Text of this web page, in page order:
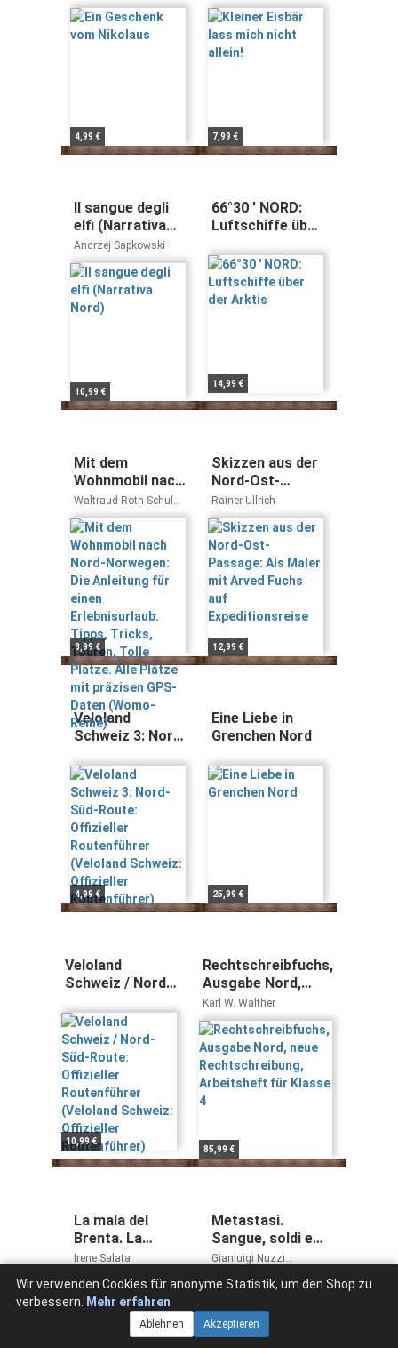
4,99 € 7,99 €
Il sangue degli
elfi (Narrativa
Nord)
Andrzej Sapkowski
10,99 €
66°30 ' NORD:
Luftschiffe über
14,99 €
Mit dem
Wohnmobil nach
Nord-Norwegen:
Die Anleitung für
einen
Erlebnisurlaub.
Tipps, Tricks,
Touren, Tolle
Plätze. Alle
Plätze mit
präzisen GPS-
Daten (Womo-
Reihe)
Waltraud Roth-Schulz
Reinhard Schulz
8,99 €
Skizzen aus der
Nord-Ost-
Passage: Als
Maler mit Arved
Fuchs auf
Expeditionsreise
Rainer Ullrich
12,99 €
Veloland
Schweiz 3: Nord-
Offizieller
Routenführer
(Veloland
Schweiz:
Offizieller
Routenführer)
4,99 €
Eine Liebe in
Grenchen Nord
25,99 €
Veloland
Schweiz / Nord-
Offizieller
Routenführer
(Veloland
Schweiz:
Offizieller
Routenführer)
10,99 €
Rechtschreibfuchs,
Ausgabe Nord,
neue
Rechtschreibung,
Arbeitsheft für
Klasse 4
Karl W. Walther
85,99 €
La mala del
Brenta. La
primula del
(Wanted)
Irene Salata
Metastasi.
Sangue, soldi e
politica tra Nord
'ndrangheta
nella
confessione di
Gianluigi Nuzzi
Wir verwenden Cookies für anonyme Statistik, um den Shop zu
verbessern.
Mehr erfahren
Ablehnen Akzeptieren